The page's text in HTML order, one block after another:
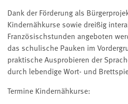
Dank der Förderung als
Kindernähkurse sowie dreißig
Französischstunden angeboten
das schulische Pauken im
praktische Ausprobieren der
durch lebendige Wort- und
Termine Kindernähkurse: